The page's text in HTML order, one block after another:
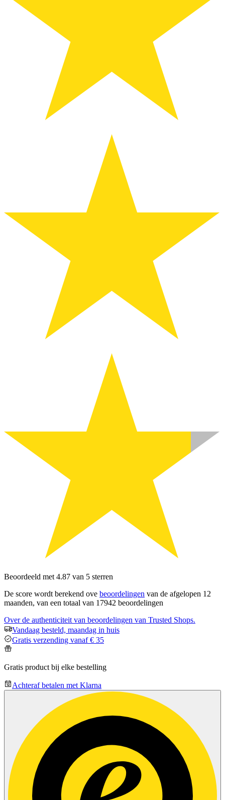
Beoordeeld met 4.87 van 5 sterren
De score wordt berekend ove beoordelingen van de afgelopen 12
maanden, van een totaal van 17942 beoordelingen
Over de authenticiteit van beoordelingen van Trusted Shops.
Vandaag besteld, maandag in huis
Gratis verzending vanaf € 35
Gratis product bij elke bestelling
Achteraf betalen met Klarna